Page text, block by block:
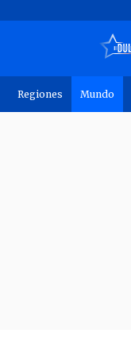
Regiones Mundo